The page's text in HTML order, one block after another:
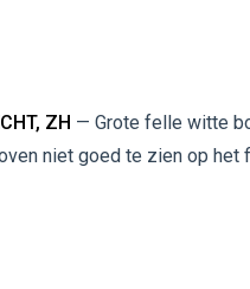
ZH — Grote felle witte
niet goed te zien op